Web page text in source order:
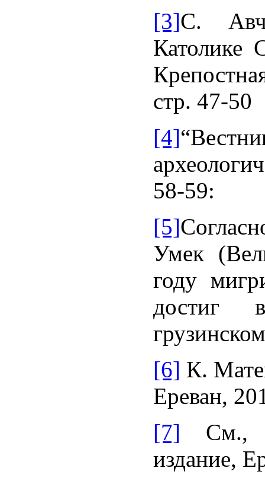
[3]С.
Католике
стр. 47-50
[4]
58-59:
[5]
Умек
году
достиг
[6] К.
Ереван,
[7] См.,
издание,